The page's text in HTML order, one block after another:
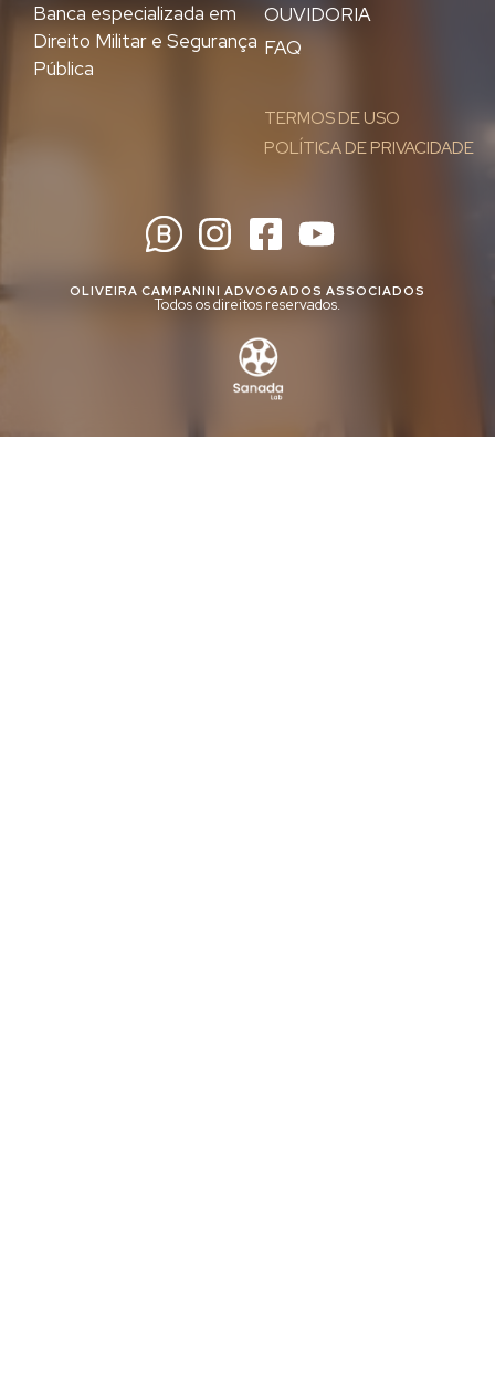
OUVIDORIA
FAQ
TERMOS DE USO
POLÍTICA DE PRIVACIDADE
Banca especializada em
Direito Militar e Segurança
Pública
OLIVEIRA CAMPANINI ADVOGADOS ASSOCIADOS
Todos os direitos reservados.